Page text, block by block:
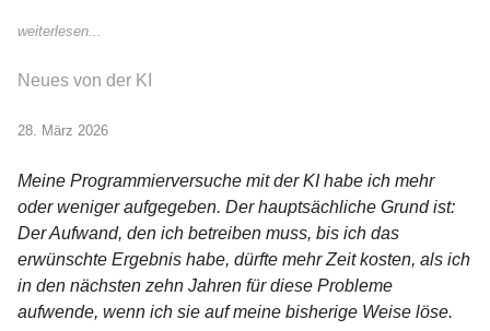
weiterlesen...
Neues von der KI
28. März 2026
Meine Programmierversuche mit der KI habe ich mehr
oder weniger aufgegeben. Der hauptsächliche Grund ist:
Der Aufwand, den ich betreiben muss, bis ich das
erwünschte Ergebnis habe, dürfte mehr Zeit kosten, als ich
in den nächsten zehn Jahren für diese Probleme
aufwende, wenn ich sie auf meine bisherige Weise löse.